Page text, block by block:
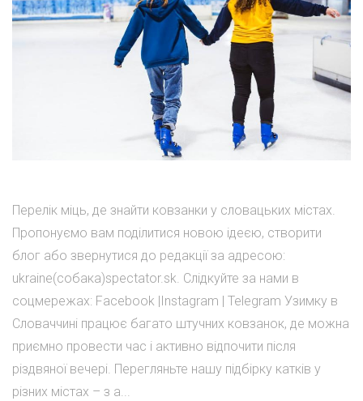
Перелік міць, де знайти ковзанки у словацьких містах.
Пропонуємо вам поділитися новою ідеєю, створити
блог або звернутися до редакції за адресою:
ukraine(собака)spectator.sk. Слідкуйте за нами в
соцмережах: Facebook |Instagram | Telegram Узимку в
Словаччині працює багато штучних ковзанок, де можна
приємно провести час і активно відпочити після
різдвяної вечері. Перегляньте нашу підбірку катків у
різних містах – з а...